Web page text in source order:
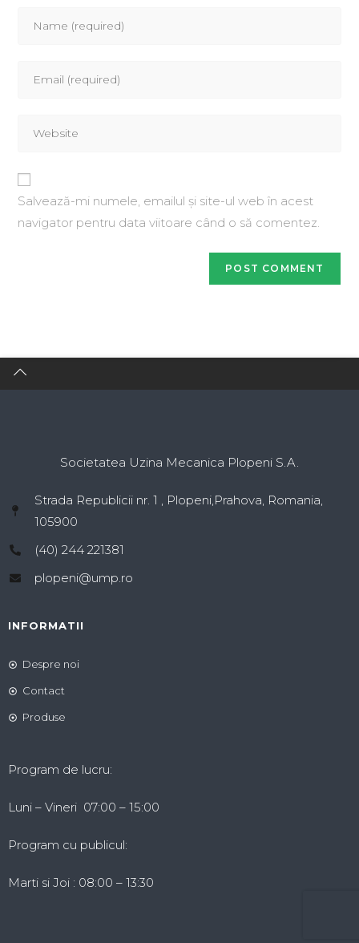
Salvează-mi numele, emailul și site-ul web în acest
navigator pentru data viitoare când o să comentez.
Societatea Uzina Mecanica Plopeni S.A.
Strada Republicii nr. 1 , Plopeni,Prahova, Romania,
105900
(40) 244 221381
plopeni@ump.ro
INFORMATII
Despre noi
Contact
Produse
Program de lucru:
Luni – Vineri 07:00 – 15:00
Program cu publicul:
Marti si Joi : 08:00 – 13:30